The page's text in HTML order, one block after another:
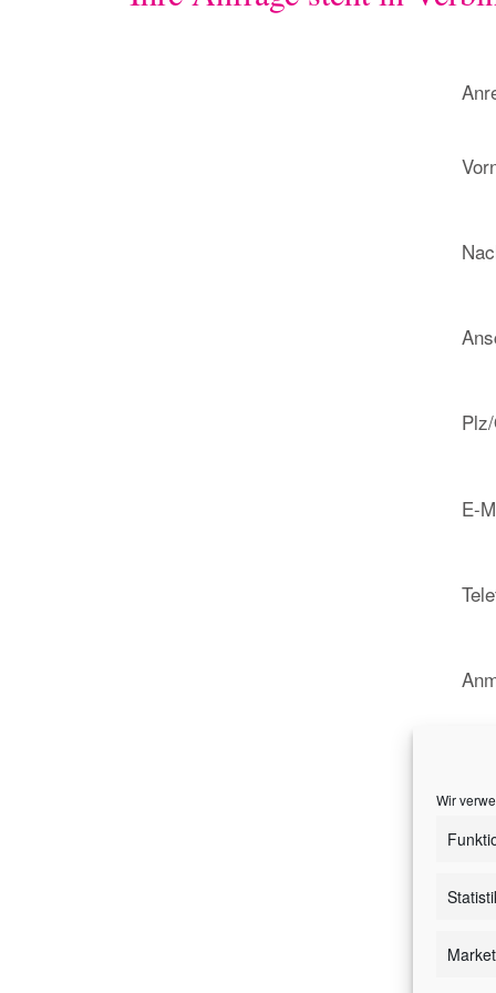
Wir
E-